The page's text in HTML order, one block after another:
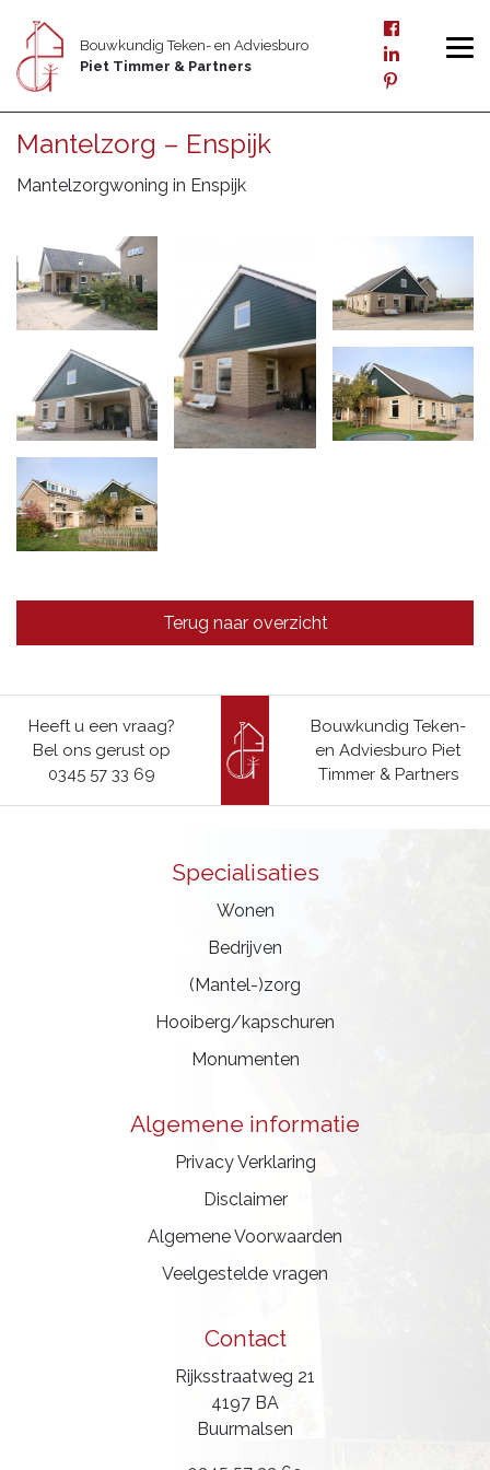
Bouwkundig Teken- en Adviesburo
Piet Timmer & Partners
Mantelzorg – Enspijk
Mantelzorgwoning in Enspijk
Terug naar overzicht
Heeft u een vraag?
Bel ons gerust op
0345 57 33 69
Bouwkundig Teken-
en Adviesburo Piet
Timmer & Partners
Specialisaties
Wonen
Bedrijven
(Mantel-)zorg
Hooiberg/kapschuren
Monumenten
Algemene informatie
Privacy Verklaring
Disclaimer
Algemene Voorwaarden
Veelgestelde vragen
Contact
Rijksstraatweg 21
4197 BA
Buurmalsen